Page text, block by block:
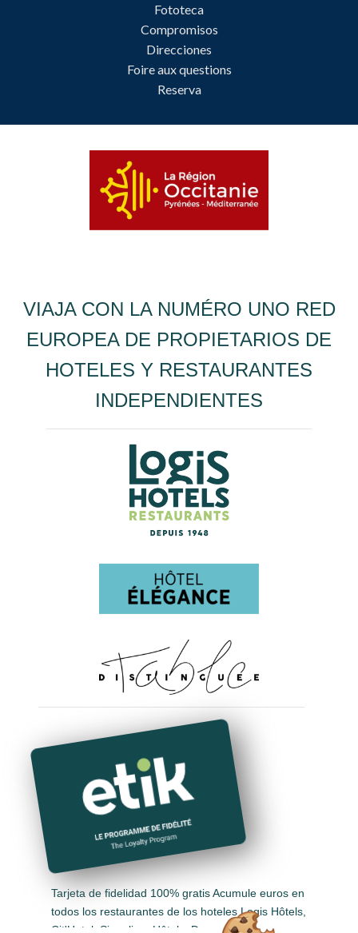
Fototeca
Compromisos
Direcciones
Foire aux questions
Reserva
VIAJA CON LA NUMÉRO UNO RED
EUROPEA DE PROPIETARIOS DE
HOTELES Y RESTAURANTES
INDEPENDIENTES
Tarjeta de fidelidad 100% gratis Acumule euros en
todos los restaurantes de los hoteles Logis Hôtels,
Cit'Hotel, Singuliers Hôtels, Demeures &